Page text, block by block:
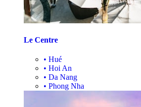
Le Centre
• Hué
• Hoi An
• Da Nang
• Phong Nha